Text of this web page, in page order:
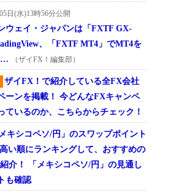
日(水)13時56分公開
ウェイ・ジャパンは「FXTF GX-
、「FXTF MT4」でMT4を
（ザイFX！編集部）
ザイFX！で紹介している全FX会社
ーンを掲載！ 今どんなFXキャンペ
ているのか、こちらからチェック！
メキシコペソ/円」のスワップポイント
い順にランキングして、おすすめの
介！ 「メキシコペソ/円」の見通し
も確認